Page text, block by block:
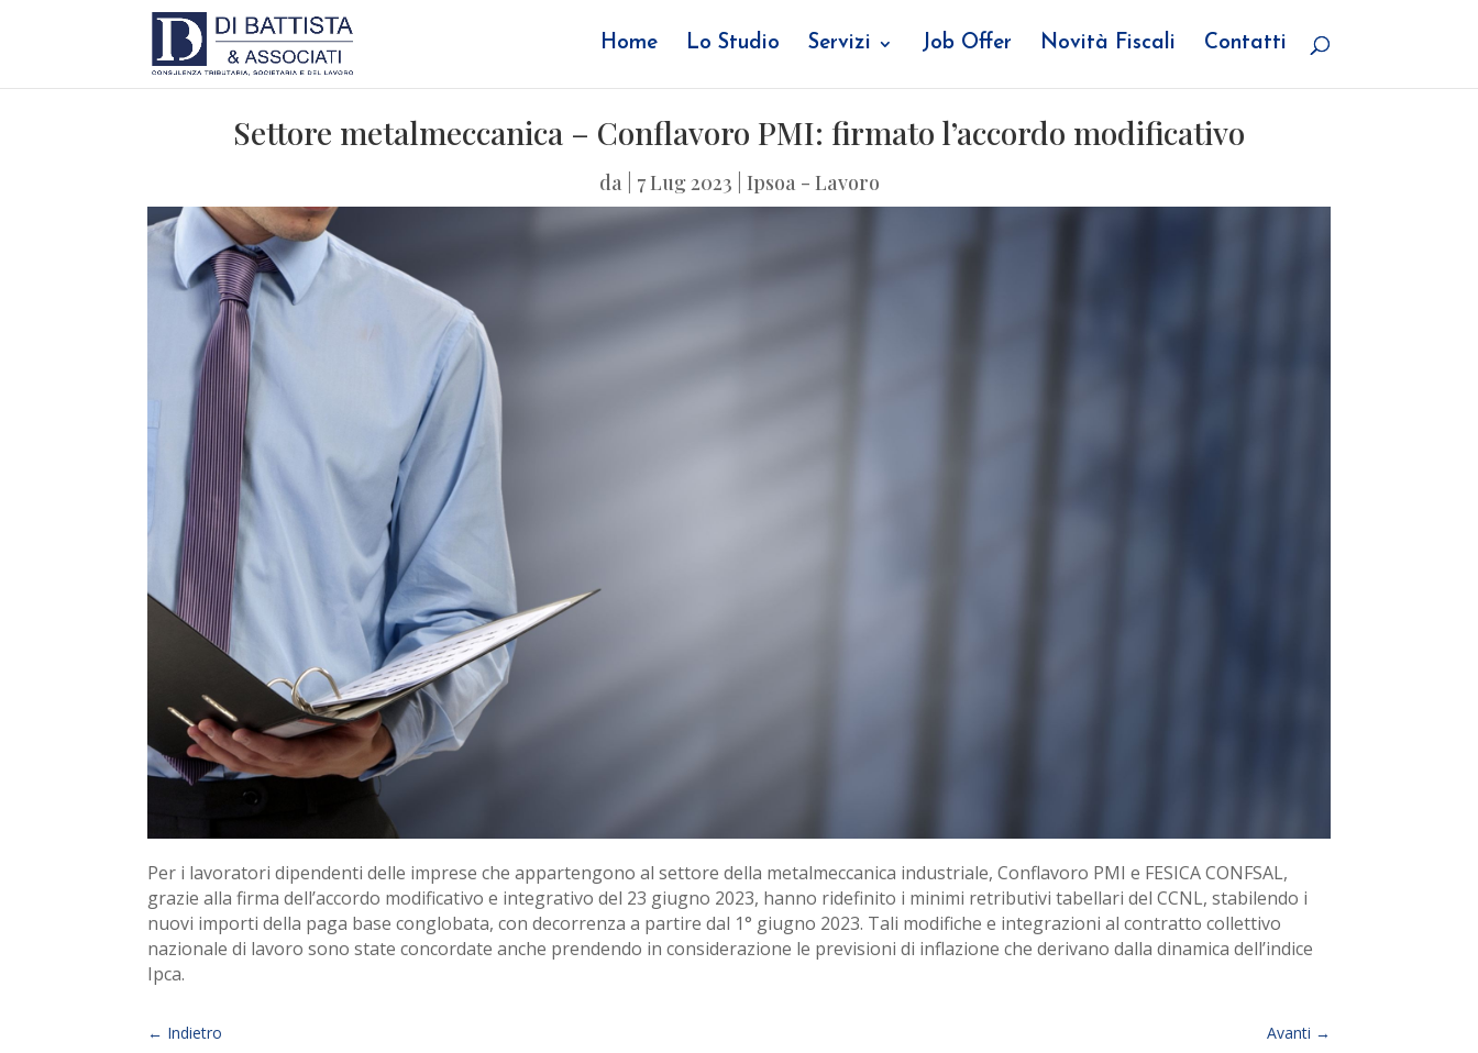
Home Lo Studio Servizi Job Offer Novità Fiscali Contatti
Settore metalmeccanica – Conflavoro PMI: firmato l’accordo modificativo
da 7 Lug 2023 Ipsoa - Lavoro
Per i lavoratori dipendenti delle imprese che appartengono al settore della metalmeccanica industriale, Conflavoro PMI e FESICA CONFSAL,
grazie alla firma dell’accordo modificativo e integrativo del 23 giugno 2023, hanno ridefinito i minimi retributivi tabellari del CCNL, stabilendo i
nuovi importi della paga base conglobata, con decorrenza a partire dal 1° giugno 2023. Tali modifiche e integrazioni al contratto collettivo
nazionale di lavoro sono state concordate anche prendendo in considerazione le previsioni di inflazione che derivano dalla dinamica dell’indice
Ipca.
← Indietro Avanti →